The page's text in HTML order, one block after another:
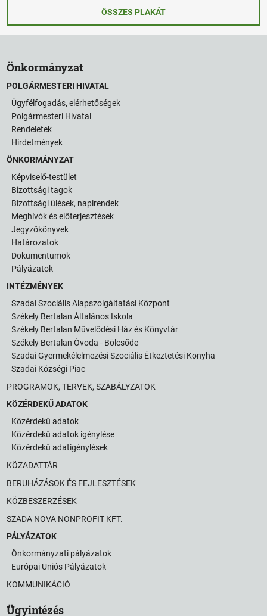
ÖSSZES PLAKÁT
Önkormányzat
POLGÁRMESTERI HIVATAL
Ügyfélfogadás, elérhetőségek
Polgármesteri Hivatal
Rendeletek
Hirdetmények
ÖNKORMÁNYZAT
Képviselő-testület
Bizottsági tagok
Bizottsági ülések, napirendek
Meghívók és előterjesztések
Jegyzőkönyvek
Határozatok
Dokumentumok
Pályázatok
INTÉZMÉNYEK
Szadai Szociális Alapszolgáltatási Központ
Székely Bertalan Általános Iskola
Székely Bertalan Művelődési Ház és Könyvtár
Székely Bertalan Óvoda - Bölcsőde
Szadai Gyermekélelmezési Szociális Étkeztetési Konyha
Szadai Községi Piac
PROGRAMOK, TERVEK, SZABÁLYZATOK
KÖZÉRDEKŰ ADATOK
Közérdekű adatok
Közérdekű adatok igénylése
Közérdekű adatigénylések
KÖZADATTÁR
BERUHÁZÁSOK ÉS FEJLESZTÉSEK
KÖZBESZERZÉSEK
SZADA NOVA NONPROFIT KFT.
PÁLYÁZATOK
Önkormányzati pályázatok
Európai Uniós Pályázatok
KOMMUNIKÁCIÓ
Ügyintézés